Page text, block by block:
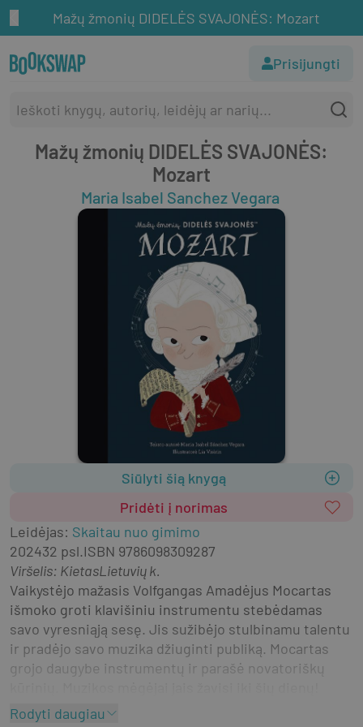
Mažų žmonių DIDELĖS SVAJONĖS: Mozart
Prisijungti
Mažų žmonių DIDELĖS SVAJONĖS:
Mozart
Maria Isabel Sanchez Vegara
Siūlyti šią knygą
Pridėti į norimas
Leidėjas: Skaitau nuo gimimo
202432 psl.ISBN 9786098309287
Viršelis: KietasLietuvių k.
Vaikystėjo mažasis Volfgangas Amadėjus Mocartas
išmoko groti klavišiniu instrumentu stebėdamas
savo vyresniąją sesę. Jis sužibėjo stulbinamu talentu
ir pradėjo savo muzika džiuginti publiką. Mocartas
grojo daugybe instrumentų ir parašė novatoriškų
Rodyti daugiau